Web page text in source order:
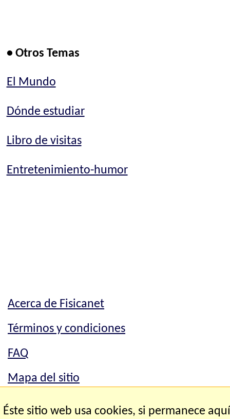
• Otros Temas
El Mundo
Dónde estudiar
Libro de visitas
Entretenimiento-humor
Acerca de Fisicanet
Términos y condiciones
FAQ
Mapa del sitio
Mapa del sitio
Éste sitio web usa cookies, si permanece aquí